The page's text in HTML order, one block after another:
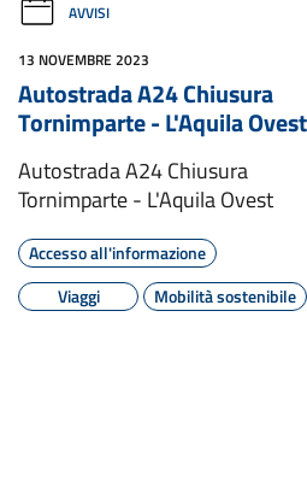
AVVISI
13 NOVEMBRE 2023
Autostrada A24 Chiusura
Tornimparte - L'Aquila Ovest
Autostrada A24 Chiusura
Tornimparte - L'Aquila Ovest
Accesso all'informazione
Viaggi
Mobilità sostenibile